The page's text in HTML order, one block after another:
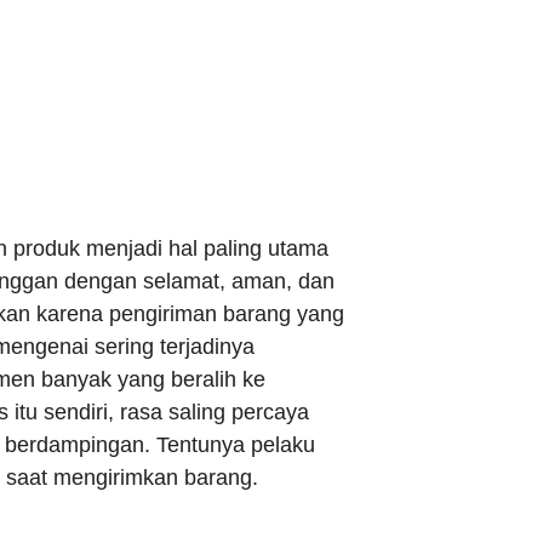
produk menjadi hal paling utama
dengan selamat, aman, dan
karena pengiriman barang yang
sering terjadinya
banyak yang beralih ke
itu sendiri, rasa saling percaya
Tentunya pelaku
mengirimkan barang.